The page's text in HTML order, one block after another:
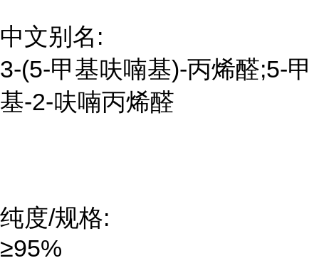
中文别名:
3-(5-甲基呋喃基)-丙烯醛;5-甲
基-2-呋喃丙烯醛
纯度/规格:
≥95%